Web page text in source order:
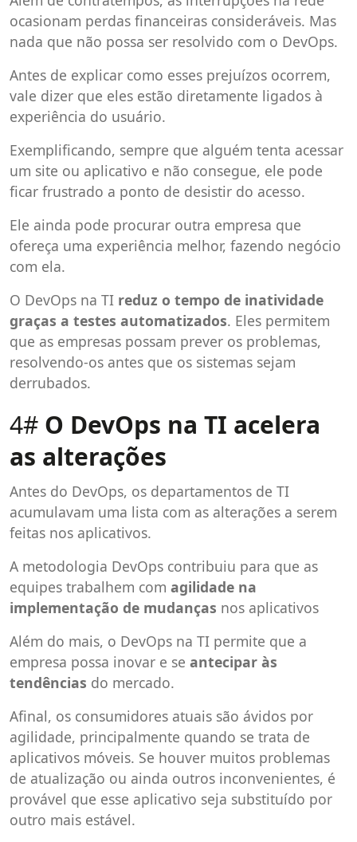
ocasionam perdas financeiras consideráveis. Mas
nada que não possa ser resolvido com o DevOps.
Antes de explicar como esses prejuízos ocorrem,
vale dizer que eles estão diretamente ligados à
experiência do usuário.
Exemplificando, sempre que alguém tenta acessar
um site ou aplicativo e não consegue, ele pode
ficar frustrado a ponto de desistir do acesso.
Ele ainda pode procurar outra empresa que
ofereça uma experiência melhor, fazendo negócio
com ela.
O DevOps na TI reduz o tempo de inatividade
graças a testes automatizados. Eles permitem
que as empresas possam prever os problemas,
resolvendo-os antes que os sistemas sejam
derrubados.
4# O DevOps na TI acelera
as alterações
Antes do DevOps, os departamentos de TI
acumulavam uma lista com as alterações a serem
feitas nos aplicativos.
A metodologia DevOps contribuiu para que as
equipes trabalhem com agilidade na
implementação de mudanças nos aplicativos
Além do mais, o DevOps na TI permite que a
empresa possa inovar e se antecipar às
tendências do mercado.
Afinal, os consumidores atuais são ávidos por
agilidade, principalmente quando se trata de
aplicativos móveis. Se houver muitos problemas
de atualização ou ainda outros inconvenientes, é
provável que esse aplicativo seja substituído por
outro mais estável.